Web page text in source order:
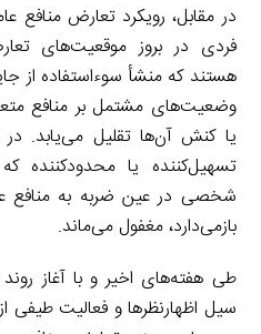
در مقابل، رویکرد تعارض منافع
فردی در بروز موقعیت‌های
هستند که منشأ سوءاستفاده از
وضعیت‌های مشتمل بر منافع
یا کنش آن‌ها تقلیل می‌یابد.
تسهیل‌کننده یا محدودکننده
شخصی در عین ضربه به منافع
بازمی‌دارد، مغفول می‌ماند.
طی هفته‌های اخیر و با آغاز
سیل اظهارنظرها و فعالیت طیفی